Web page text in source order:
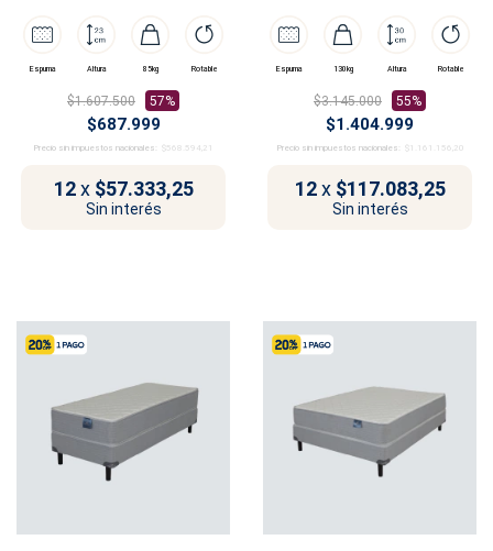
Espuma Altura 85kg Rotable
$1.607.500 57%
$687.999
Precio sin impuestos nacionales: $568.594,21
12 x $57.333,25
Sin interés
Espuma 130kg Altura Rotable
$3.145.000 55%
$1.404.999
Precio sin impuestos nacionales: $1.161.156,20
12 x $117.083,25
Sin interés